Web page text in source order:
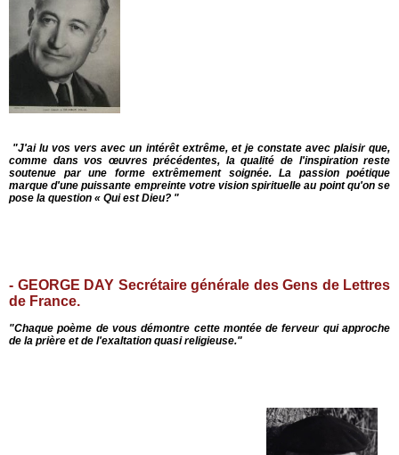
"J'ailu vos versavecun intérêt extrême, et je constate avec plaisir que,
comme dansvos œuvres précédentes, laqualité de l'inspirationreste
soutenue par une forme extrêmement soignée. La passion poétique
marqued'une puissante empreinte votre vision spirituelle au point qu'on se
pose la question « Quiest Dieu? "
- GEORGE DAY Secrétaire générale des Gens de Lettres
de France.
"Chaque poème de vous démontre cette montée de ferveur qui approche
de la prière et de l'exaltation quasi religieuse."